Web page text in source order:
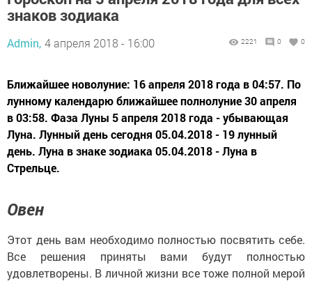
знаков зодиака
Admin, 4 апреля 2018 - 16:00 2221 0 0
Ближайшее новолуние: 16 апреля 2018 года в 04:57. По
лунному календарю ближайшее полнолуние 30 апреля
в 03:58. Фаза Луны 5 апреля 2018 года - убывающая
Луна. Лунный день сегодня 05.04.2018 - 19 лунный
день. Луна в знаке зодиака 05.04.2018 - Луна в
Стрельце.
Овен
Этот день вам необходимо полностью посвятить себе.
Все решения приняты вами будут полностью
удовлетворены. В личной жизни все тоже полной мерой